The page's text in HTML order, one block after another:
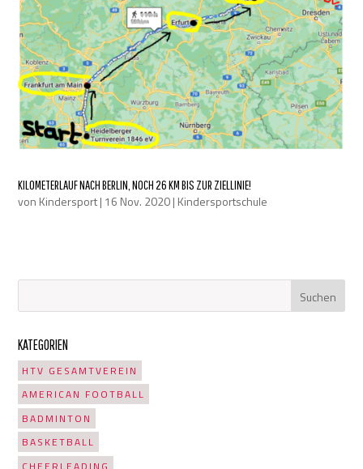
KILOMETERLAUF NACH BERLIN, NOCH 26 KM BIS ZUR ZIELLINIE!
von Kindersport| 16 Nov. 2020| Kindersportschule
KATEGORIEN
HTV GESAMTVEREIN
AMERICAN FOOTBALL
BADMINTON
BASKETBALL